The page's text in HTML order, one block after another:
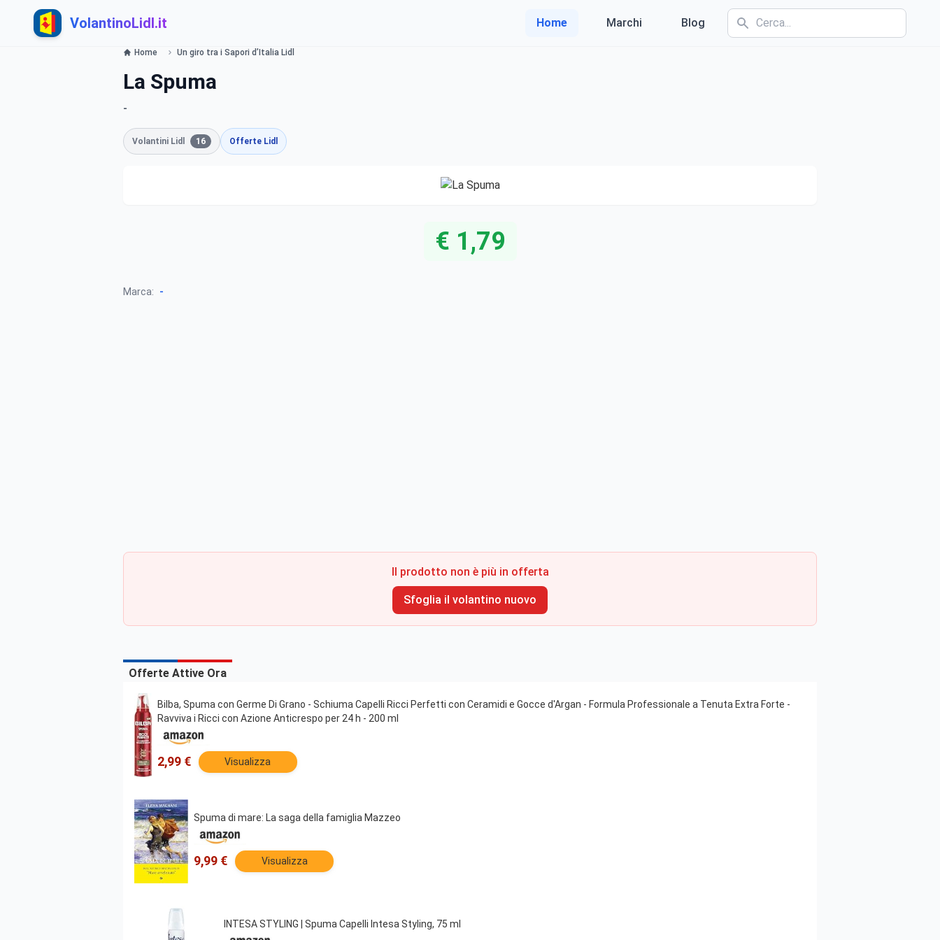
VolantinoLidl.it Home Marchi Blog
Home Un giro tra i Sapori d’Italia Lidl
La Spuma
-
Volantini Lidl 16 Offerte Lidl
€ 1,79
Marca: -
Il prodotto non è più in offerta
Sfoglia il volantino nuovo
Offerte Attive Ora
Bilba, Spuma con Germe Di Grano - Schiuma Capelli Ricci Perfetti con Ceramidi e Gocce d'Argan - Formula Professionale a Tenuta Extra Forte -
Ravviva i Ricci con Azione Anticrespo per 24 h - 200 ml
2,99 € Visualizza
Spuma di mare: La saga della famiglia Mazzeo
9,99 € Visualizza
INTESA STYLING | Spuma Capelli Intesa Styling, 75 ml